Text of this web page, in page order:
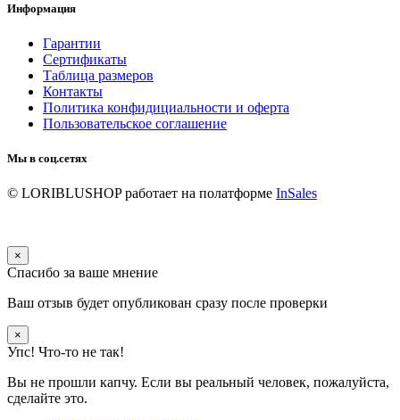
Информация
Гарантии
Сертификаты
Таблица размеров
Контакты
Политика конфидициальности и оферта
Пользовательское соглашение
Мы в соц.сетях
© LORIBLUSHOPработает на полатформе InSales
×
Спасибо за ваше мнение
Ваш отзыв будет опубликован сразу после проверки
×
Упс! Что-то не так!
Вы не прошли капчу. Если вы реальный человек, пожалуйста,
сделайте это.